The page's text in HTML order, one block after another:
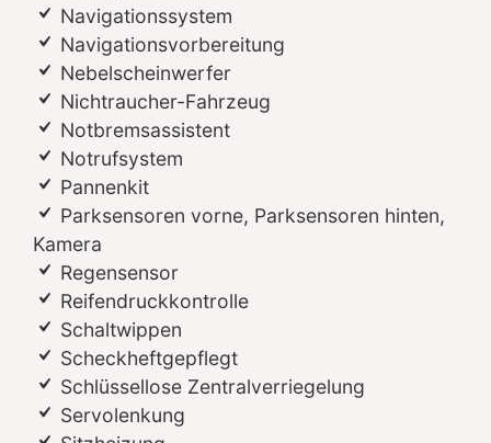
Navigationssystem
Navigationsvorbereitung
Nebelscheinwerfer
Nichtraucher-Fahrzeug
Notbremsassistent
Notrufsystem
Pannenkit
Parksensoren vorne, Parksensoren hinten,
Kamera
Regensensor
Reifendruckkontrolle
Schaltwippen
Scheckheftgepflegt
Schlüssellose Zentralverriegelung
Servolenkung